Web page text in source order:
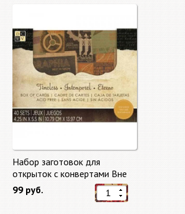
Набор заготовок для
открыток с конвертами Вне
времени (Timeless) от DCWV
99 руб.